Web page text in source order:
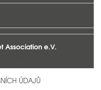
Association e.V.
ÚDAJŮ